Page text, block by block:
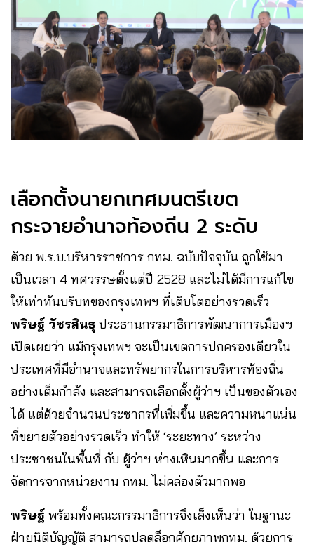
เลือกตั้งนายกเทศมนตรีเขต
กระจายอำนาจท้องถิ่น 2 ระดับ
ด้วย พ.ร.บ.บริหารราชการ กทม. ฉบับปัจจุบัน ถูกใช้มา
เป็นเวลา 4 ทศวรรษตั้งแต่ปี 2528 และไม่ได้มีการแก้ไข
ให้เท่าทันบริบทของกรุงเทพฯ ที่เติบโตอย่างรวดเร็ว
พริษฐ์ วัชรสินธุ ประธานกรรมาธิการพัฒนาการเมืองฯ
เปิดเผยว่า แม้กรุงเทพฯ จะเป็นเขตการปกครองเดียวใน
ประเทศที่มีอำนาจและทรัพยากรในการบริหารท้องถิ่น
อย่างเต็มกำลัง และสามารถเลือกตั้งผู้ว่าฯ เป็นของตัวเอง
ได้ แต่ด้วยจำนวนประชากรที่เพิ่มขึ้น และความหนาแน่น
ที่ขยายตัวอย่างรวดเร็ว ทำให้ ‘ระยะทาง’ ระหว่าง
ประชาชนในพื้นที่ กับ ผู้ว่าฯ ห่างเหินมากขึ้น และการ
จัดการจากหน่วยงาน กทม. ไม่คล่องตัวมากพอ
พริษฐ์ พร้อมทั้งคณะกรรมาธิการจึงเล็งเห็นว่า ในฐานะ
ฝ่ายนิติบัญญัติ สามารถปลดล็อกศักยภาพกทม. ด้วยการ